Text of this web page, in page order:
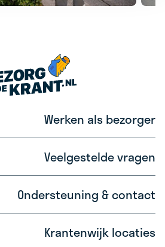
Werken als bezorger
Veelgestelde vragen
Ondersteuning & contact
Krantenwijk locaties